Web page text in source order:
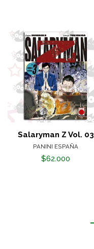
Salaryman Z Vol. 03
PANINI ESPAÑA
$62.000